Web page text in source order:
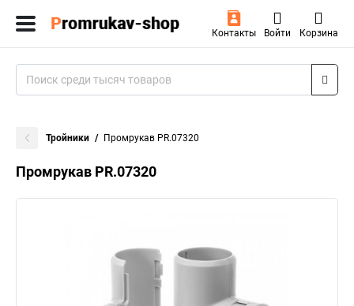
Контакты Войти Корзина
Тройники Промрукав PR.07320
Промрукав PR.07320